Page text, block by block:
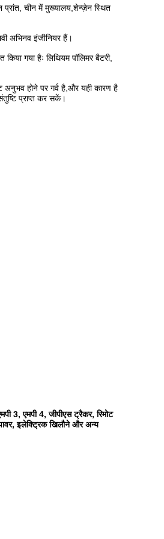
प्रांत, चीन में मुख्यालय,शेन्ज़ेन स्थित
अभिनव इंजीनियर हैं।
गया हैः लिथियम पॉलिमर बैटरी,
अनुभव होने पर गर्व है,और यही कारण है
प्राप्त कर सकें।
3, एमपी 4, जीपीएस ट्रैकर, रिमोट
इलेक्ट्रिक खिलौने और अन्य